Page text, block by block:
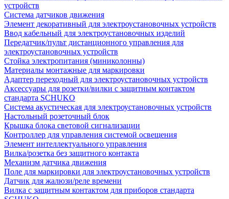
устройств
Система датчиков движения
Элемент декоративный для электроустановочных устройств
Ввод кабельный для электроустановочных изделий
Передатчик/пульт дистанционного управления для
электроустановочных устройств
Стойка электропитания (миниколонны)
Материалы монтажные для маркировки
Адаптер переходный для электроустановочных устройств
Аксессуары для розетки/вилки с защитным контактом
стандарта SCHUKO
Система акустическая для электроустановочных устройств
Настольный розеточный блок
Крышка блока световой сигнализации
Контроллер для управления системой освещения
Элемент интеллектуального управления
Вилка/розетка без защитного контакта
Механизм датчика движения
Поле для маркировки для электроустановочных устройств
Датчик для жалюзи/реле времени
Вилка с защитным контактом для приборов стандарта